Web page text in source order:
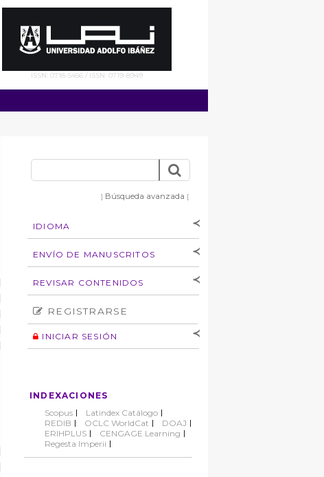
ISSN: 0718-5456 / ISSN: 0719-8949
] Búsqueda avanzada [
IDIOMA
[Español ] [English]
ENVÍO DE MANUSCRITOS
autores
Derechos de autoría
Normas éticas
REVISAR CONTENIDOS
Número
Autor
REGISTRARSE
INICIAR SESIÓN
INDEXACIONES
Scopus
Latindex Catálogo
REDIB
OCLC WorldCat
DOAJ
ERIHPLUS
CENGAGE Learning
Regesta Imperii